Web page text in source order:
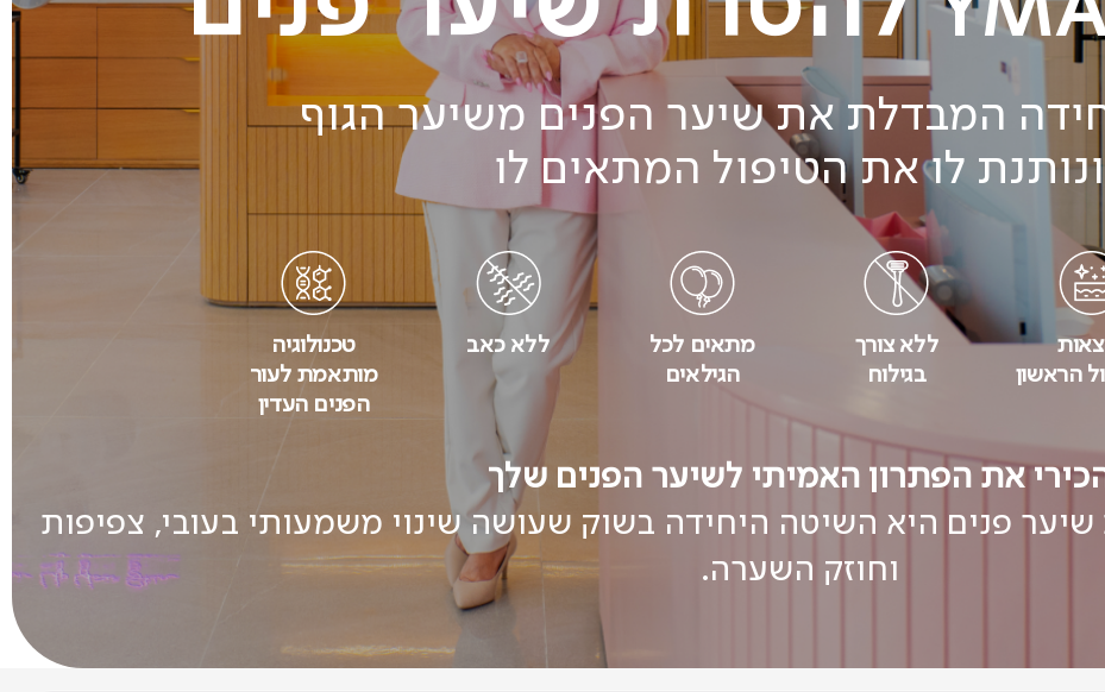
המבדלת את שיער הפנים משיער הגוף
ונותנת לו את הטיפול המתאים לו
הראשון
ללא צורך
בגילוח
מתאים לכל
הגילאים
ללא כאב
טכנולוגיה
מותאמת לעור
הפנים העדין
את הפתרון האמיתי לשיער הפנים שלך
פנים היא השיטה היחידה בשוק שעושה שינוי משמעותי בעובי, צפיפות
וחוזק השערה.